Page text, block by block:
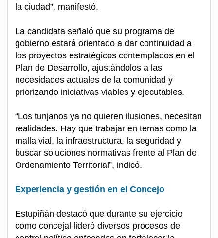
la ciudad”, manifestó.
La candidata señaló que su programa de
gobierno estará orientado a dar continuidad a
los proyectos estratégicos contemplados en el
Plan de Desarrollo, ajustándolos a las
necesidades actuales de la comunidad y
priorizando iniciativas viables y ejecutables.
“Los tunjanos ya no quieren ilusiones, necesitan
realidades. Hay que trabajar en temas como la
malla vial, la infraestructura, la seguridad y
buscar soluciones normativas frente al Plan de
Ordenamiento Territorial”, indicó.
Experiencia y gestión en el Concejo
Estupiñán destacó que durante su ejercicio
como concejal lideró diversos procesos de